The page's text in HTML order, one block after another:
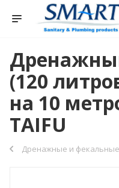
(120
на 10
TAIFU
Дренажные и